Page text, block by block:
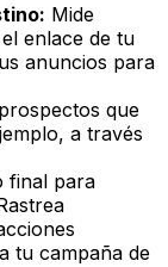
Mide
enlace de tu
anuncios para
que
a través
final para
tu campaña de